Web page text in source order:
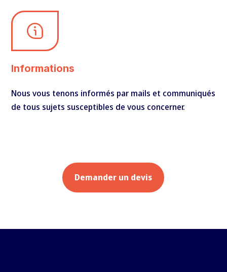
Informations
Nous vous tenons informés par mails et communiqués
de tous sujets susceptibles de vous concerner.
Demander un devis